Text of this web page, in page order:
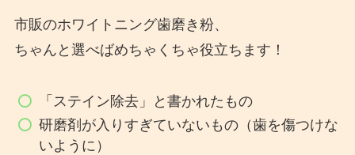
市販のホワイトニング歯磨き粉、
ちゃんと選べばめちゃくちゃ役立ちます！
「ステイン除去」と書かれたもの
研磨剤が入りすぎていないもの（歯を傷つけな
いように）